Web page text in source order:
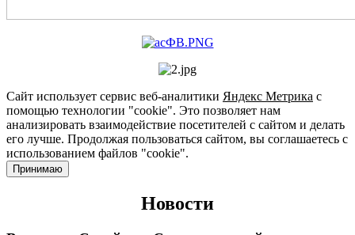
Сайт использует сервис веб-аналитики Яндекс Метрика с
помощью технологии "cookie". Это позволяет нам
анализировать взаимодействие посетителей с сайтом и делать
его лучше. Продолжая пользоваться сайтом, вы соглашаетесь с
использованием файлов "cookie".
Принимаю
Новости